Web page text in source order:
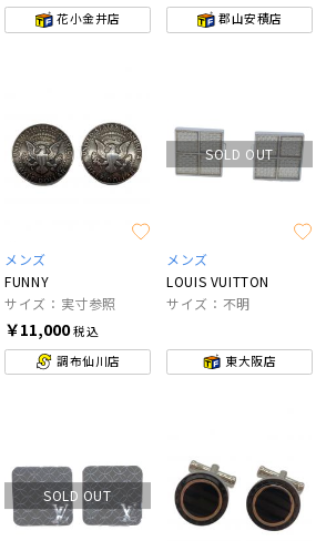
花小金井店
郡山安積店
メンズ
FUNNY
サイズ：実寸参照
￥11,000税込
調布仙川店
SOLD OUT
メンズ
LOUIS VUITTON
サイズ：不明
東大阪店
SOLD OUT